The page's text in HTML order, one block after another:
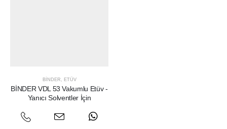
BINDER ETÜV
BİNDER VDL 53 Vakumlu Etüv -
Yanıcı Solventler İçin